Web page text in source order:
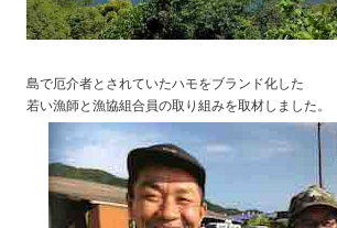
島で厄介者とされていたハモをブランド化した
若い漁師と漁協組合員の取り組みを取材しました。